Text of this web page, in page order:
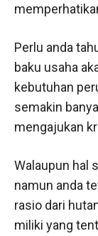
Perlu anda
baku usaha
kebutuhan
semakin
mengajukan
Walaupun hal
namun anda
rasio dari
miliki yang